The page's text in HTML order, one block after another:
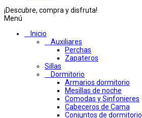
¡Descubre, compra y disfruta!
Menú
Inicio
Auxiliares
Perchas
Zapateros
Sillas
Dormitorio
Armarios dormitorio
Mesillas de noche
Comodas y Sinfonieres
Cabeceros de Cama
Conjuntos de dormitorio